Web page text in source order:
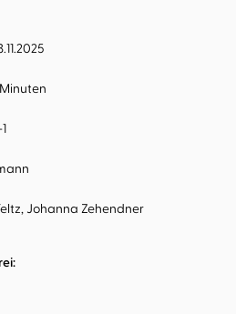
Johanna Zehendner